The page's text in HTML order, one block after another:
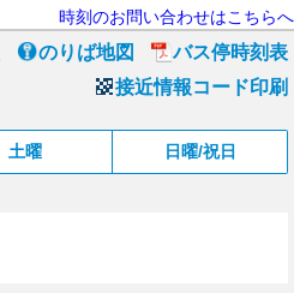
時刻のお問い合わせはこちらへ
のりば地図
バス停時刻表
接近情報コード印刷
土曜 日曜/祝日